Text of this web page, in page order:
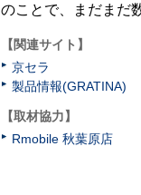
のことで、まだまだ
【関連サイト】
京セラ
製品情報(GRATINA)
【取材協力】
Rmobile 秋葉原店